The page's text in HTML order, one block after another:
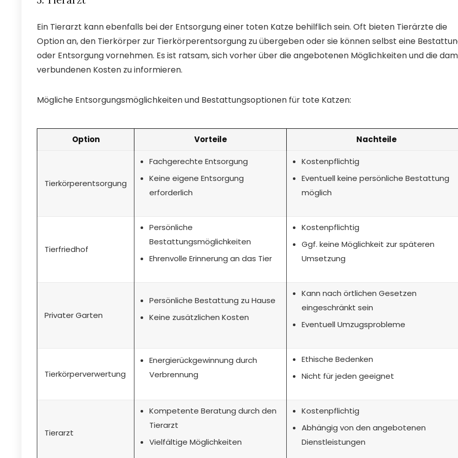
Ein Tierarzt kann ebenfalls bei der Entsorgung einer toten Katze behilflich sein. Oft bieten Tierärzte die
Option an, den Tierkörper zur Tierkörperentsorgung zu übergeben oder sie können selbst eine
oder Entsorgung vornehmen. Es ist ratsam, sich vorher über die angebotenen Möglichkeiten und die
verbundenen Kosten zu informieren.
Mögliche Entsorgungsmöglichkeiten und Bestattungsoptionen für tote Katzen:
Option Vorteile Nachteile
Tierkörperentsorgung
Fachgerechte Entsorgung
Keine eigene Entsorgung
erforderlich
Kostenpflichtig
Eventuell keine persönliche Bestattung
möglich
Tierfriedhof
Persönliche
Bestattungsmöglichkeiten
Ehrenvolle Erinnerung an das Tier
Kostenpflichtig
Ggf. keine Möglichkeit zur späteren
Umsetzung
Privater Garten
Persönliche Bestattung zu Hause
Keine zusätzlichen Kosten
Kann nach örtlichen Gesetzen
eingeschränkt sein
Eventuell Umzugsprobleme
Tierkörperverwertung
Energierückgewinnung durch
Verbrennung
Ethische Bedenken
Nicht für jeden geeignet
Tierarzt
Kompetente Beratung durch den
Tierarzt
Vielfältige Möglichkeiten
Kostenpflichtig
Abhängig von den angebotenen
Dienstleistungen